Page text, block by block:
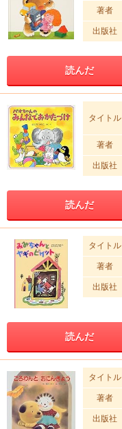
著者
出版社
読んだ
タイトル
著者
出版社
読んだ
タイトル
著者
出版社
読んだ
タイトル
著者
出版社